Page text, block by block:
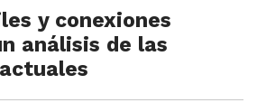
y conexiones
análisis de las